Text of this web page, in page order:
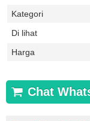
Kategori
Di lihat
Harga
Chat